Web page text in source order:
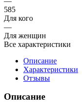
585
Для кого
—
Для женщин
Все характеристики
Описание
Характеристики
Отзывы
Описание